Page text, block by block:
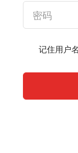
记住用户名